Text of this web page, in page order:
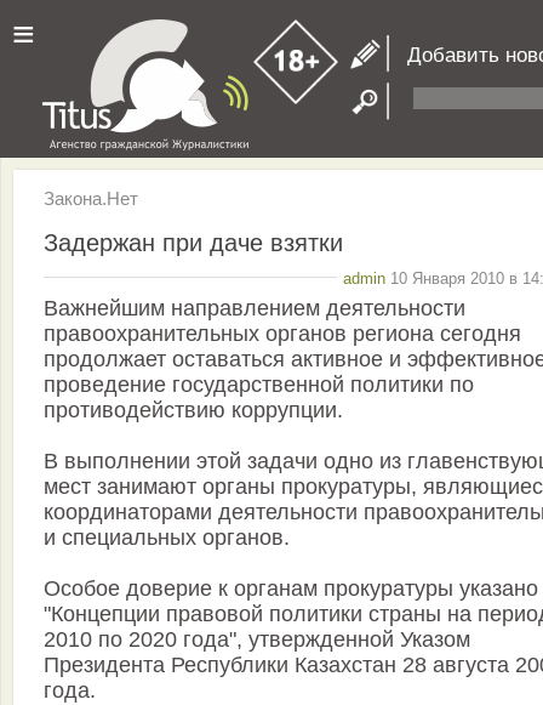
≡ Добавить
Закона.Нет
Задержан при даче взятки
admin 10 Января 2010 в
Важнейшим направлением деятельности
правоохранительных органов региона сегодня
продолжает оставаться активное и
проведение государственной политики по
противодействию коррупции.
В выполнении этой задачи одно из
мест занимают органы прокуратуры,
координаторами деятельности
и специальных органов.
Особое доверие к органам прокуратуры указано
"Концепции правовой политики страны на
2010 по 2020 года", утвержденной Указом
Президента Республики Казахстан 28 августа
года.